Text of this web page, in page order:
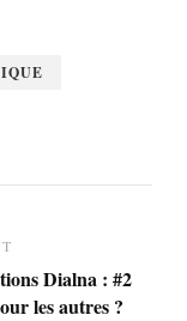
Dialna : #2
les autres ?